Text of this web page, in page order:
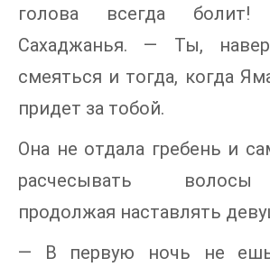
голова всегда
Сахаджанья. — Ты,
смеяться и тогда, когда
придет за тобой.
Она не отдала гребень и
расчесывать
продолжая наставлять
— В первую ночь не